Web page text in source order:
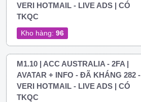
VERI HOTMAIL - LIVE ADS | CÓ
TKQC
Kho hàng: 96
M1.10 | ACC AUSTRALIA - 2FA |
AVATAR + INFO - ĐÃ KHÁNG 282 -
VERI HOTMAIL - LIVE ADS | CÓ
TKQC